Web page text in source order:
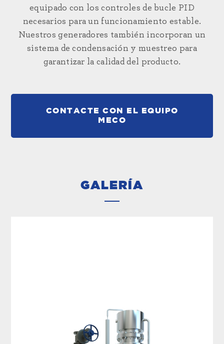
equipado con los controles de bucle PID
necesarios para un funcionamiento estable.
Nuestros generadores también incorporan un
sistema de condensación y muestreo para
garantizar la calidad del producto.
CONTACTE CON EL EQUIPO
MECO
GALERÍA